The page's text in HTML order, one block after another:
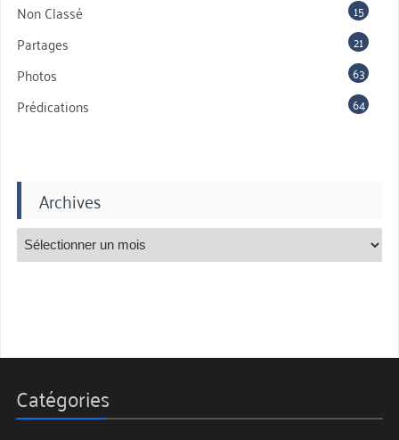
Non Classé 15
Partages 21
Photos 63
Prédications 64
Archives
Catégories